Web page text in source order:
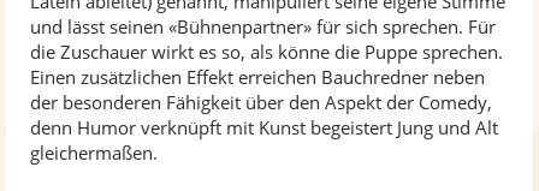
und lässt seinen «Bühnenpartner» für sich sprechen. Für
die Zuschauer wirkt es so, als könne die Puppe sprechen.
Einen zusätzlichen Effekt erreichen Bauchredner neben
der besonderen Fähigkeit über den Aspekt der Comedy,
denn Humor verknüpft mit Kunst begeistert Jung und Alt
gleichermaßen.